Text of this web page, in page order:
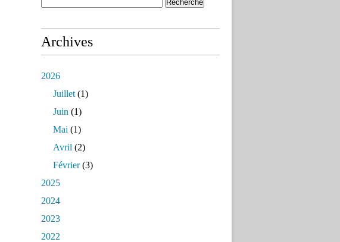
Archives
2026
Juillet (1)
Juin (1)
Mai (1)
Avril (2)
Février(3)
2025
2024
2023
2022